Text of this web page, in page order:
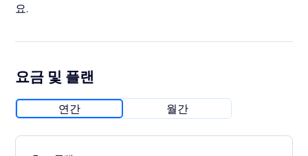
요.
요금 및 플랜
연간 월간